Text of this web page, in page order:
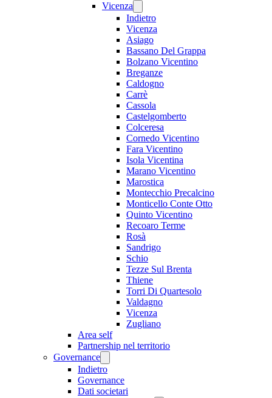
Vicenza
Indietro
Vicenza
Asiago
Bassano Del Grappa
Bolzano Vicentino
Breganze
Caldogno
Carrè
Cassola
Castelgomberto
Colceresa
Cornedo Vicentino
Fara Vicentino
Isola Vicentina
Marano Vicentino
Marostica
Montecchio Precalcino
Monticello Conte Otto
Quinto Vicentino
Recoaro Terme
Rosà
Sandrigo
Schio
Tezze Sul Brenta
Thiene
Torri Di Quartesolo
Valdagno
Vicenza
Zugliano
Area self
Partnership nel territorio
Governance
Indietro
Governance
Dati societari